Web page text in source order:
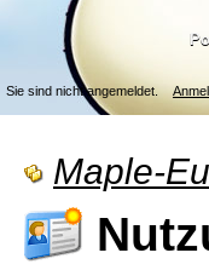
Sie sind nicht angemeldet.
Maple-